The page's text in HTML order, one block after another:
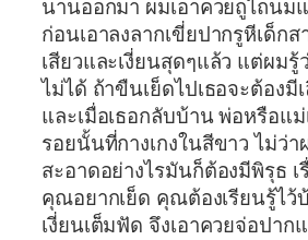
นานออกมา ผมเอาควยถูไถนม
ก่อนเอาลงลากเขี่ยปากรูหีเด็ก
เสียวและเงี่ยนสุดๆแล้ว แต่ผมรู้
ไม่ได้ ถ้าขืนเย็ดไปเธอจะต้องมี
และเมื่อเธอกลับบ้าน พ่อหรือแม่
รอยนั้นที่กางเกงในสีขาว ไม่ว่
สะอาดอย่างไรมันก็ต้องมีพิรุธ
คุณอยากเย็ด คุณต้องเรียนรู้ไว้
เงี่ยนเต็มฟัด จึงเอาควยจ่อปาก